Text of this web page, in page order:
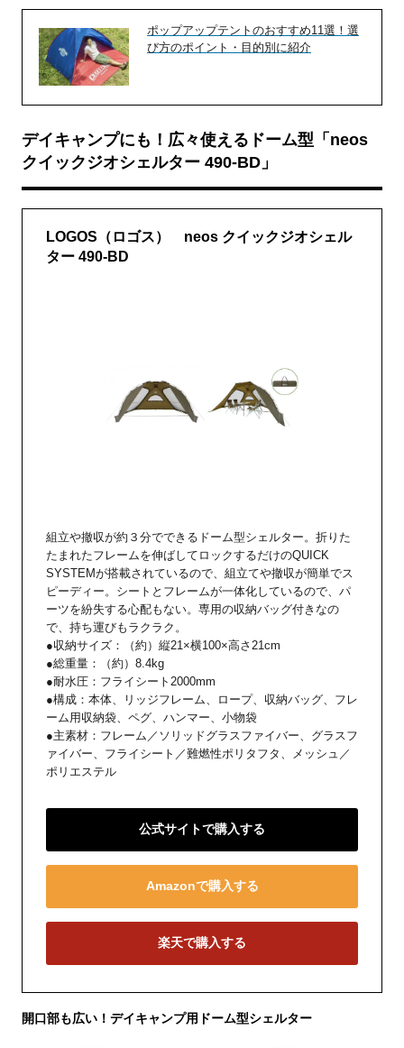
ポップアップテントのおすすめ11選！選
び方のポイント・目的別に紹介
デイキャンプにも！広々使えるドーム型「neos
クイックジオシェルター 490-BD」
LOGOS（ロゴス） neos クイックジオシェル
ター 490-BD
組立や撤収が約３分でできるドーム型シェルター。折りた
たまれたフレームを伸ばしてロックするだけのQUICK
SYSTEMが搭載されているので、組立てや撤収が簡単でス
ピーディー。シートとフレームが一体化しているので、パ
ーツを紛失する心配もない。専用の収納バッグ付きなの
で、持ち運びもラクラク。
●収納サイズ：（約）縦21×横100×高さ21cm
●総重量：（約）8.4kg
●耐水圧：フライシート2000mm
●構成：本体、リッジフレーム、ロープ、収納バッグ、フレ
ーム用収納袋、ペグ、ハンマー、小物袋
●主素材：フレーム／ソリッドグラスファイバー、グラスフ
ァイバー、フライシート／難燃性ポリタフタ、メッシュ／
ポリエステル
公式サイトで購入する
Amazonで購入する
楽天で購入する
開口部も広い！デイキャンプ用ドーム型シェルター